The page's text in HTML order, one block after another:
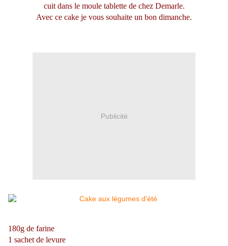
cuit dans le moule tablette de chez Demarle.
Avec ce cake je vous souhaite un bon dimanche.
Publicité
180g de farine
1 sachet de levure